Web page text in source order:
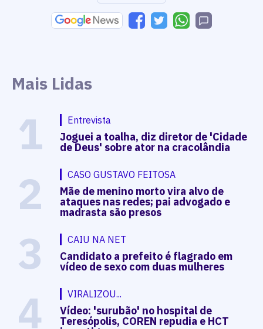
Mais Lidas
1 Entrevista
Joguei a toalha, diz diretor de 'Cidade
de Deus' sobre ator na cracolândia
2 CASO GUSTAVO FEITOSA
Mãe de menino morto vira alvo de
ataques nas redes; pai advogado e
madrasta são presos
3 CAIU NA NET
Candidato a prefeito é flagrado em
vídeo de sexo com duas mulheres
4 VIRALIZOU...
Vídeo: 'surubão' no hospital de
Teresópolis, COREN repudia e HCT